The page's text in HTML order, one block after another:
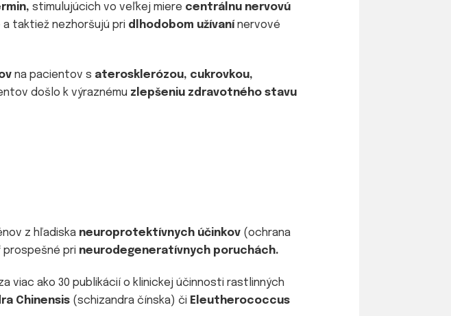
stimulujúcich vo veľkej miere centrálnu nervovú
a taktiež nezhoršujú pri dlhodobom užívaní nervové
na pacientov s aterosklerózou, cukrovkou,
došlo k výraznému zlepšeniu zdravotného stavu
z hľadiska neuroprotektívnych účinkov (ochrana
prospešné pri neurodegeneratívnych poruchách.
viac ako 30 publikácií o klinickej účinnosti rastlinných
Chinensis (schizandra čínska) či Eleutherococcus